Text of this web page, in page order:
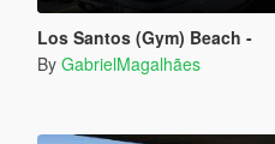
Los Santos (Gym) Beach -
By GabrielMagalhães